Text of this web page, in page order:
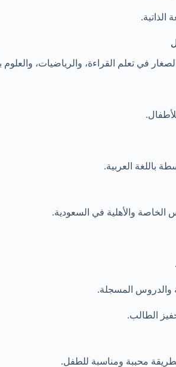
الذاتية.
في تعلم القراءة، والرياضيات،
العربية.
والأهلية في السعودية.
والدروس المسجلة.
الطالب.
محببة ومناسبة للطفل.